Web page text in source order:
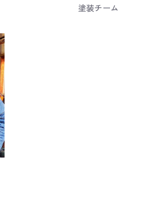
塗装チーム